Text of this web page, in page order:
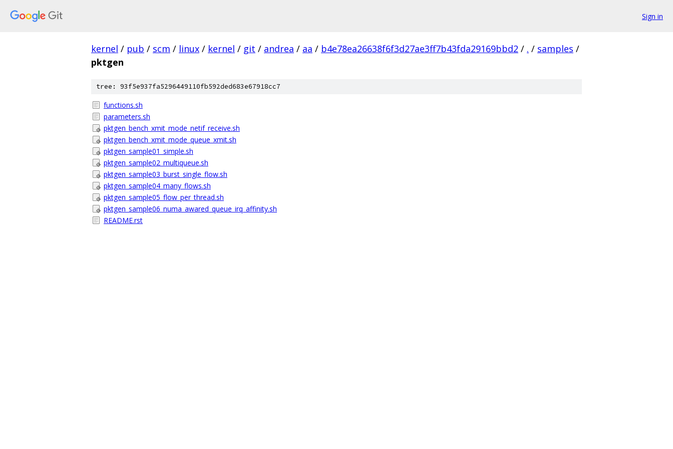
Sign in
kernel / pub / scm / linux / kernel / git / andrea / aa / b4e78ea26638f6f3d27ae3ff7b43fda29169bbd2 / . / samples /
pktgen
tree: 93f5e937fa5296449110fb592ded683e67918cc7
functions.sh
parameters.sh
pktgen_bench_xmit_mode_netif_receive.sh
pktgen_bench_xmit_mode_queue_xmit.sh
pktgen_sample01_simple.sh
pktgen_sample02_multiqueue.sh
pktgen_sample03_burst_single_flow.sh
pktgen_sample04_many_flows.sh
pktgen_sample05_flow_per_thread.sh
pktgen_sample06_numa_awared_queue_irq_affinity.sh
README.rst